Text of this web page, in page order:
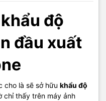
độ
đầu xuất
cho là sẽ sở hữu khẩu độ
chỉ thấy trên máy ảnh